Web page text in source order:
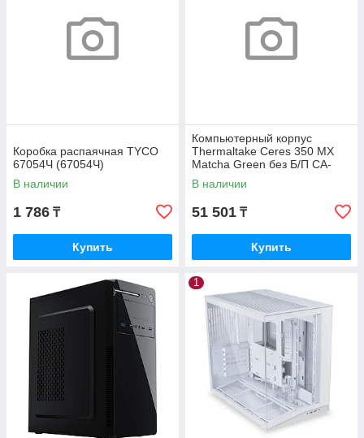
Коробка распаячная TYCO
67054Ч (67054Ч)
В наличии
1 786 ₸
Купить
Компьютерный корпус
Thermaltake Ceres 350 MX
Matcha Green без Б/П CA-
1Z3-00MEWN-00
В наличии
51 501 ₸
Купить
1